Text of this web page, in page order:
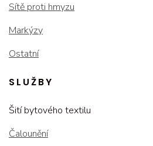
Sítě proti hmyzu
Markýzy
Ostatní
SLUŽBY
Šití bytového textilu
Čalounění